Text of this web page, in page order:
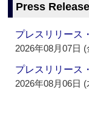
Press
プレスリリース
2026年08月07日 (
プレスリリース
2026年08月06日 (